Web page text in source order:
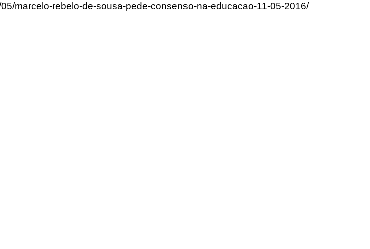
marcelo-rebelo-de-sousa-pede-consenso-na-educacao-11-05-2016/